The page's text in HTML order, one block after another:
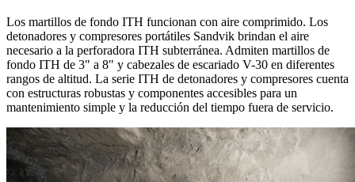
Los martillos de fondo ITH funcionan con aire comprimido. Los
detonadores y compresores portátiles Sandvik brindan el aire
necesario a la perforadora ITH subterránea. Admiten martillos de
fondo ITH de 3" a 8" y cabezales de escariado V-30 en diferentes
rangos de altitud. La serie ITH de detonadores y compresores cuenta
con estructuras robustas y componentes accesibles para un
mantenimiento simple y la reducción del tiempo fuera de servicio.